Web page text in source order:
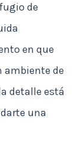
de
en que
ambiente de
detalle está
una